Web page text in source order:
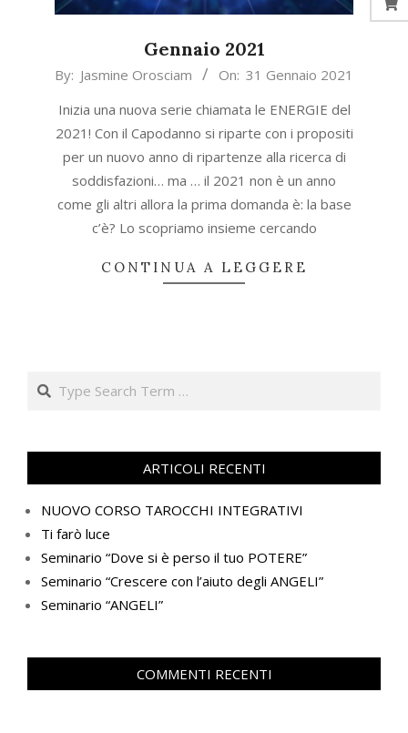
Gennaio 2021
2021-
31
By: Jasmine Orosciam On: 31 Gennaio 2021
Inizia una nuova serie chiamata le ENERGIE del
2021! Con il Capodanno si riparte con i propositi
per un nuovo anno di ripartenze alla ricerca di
soddisfazioni… ma … il 2021 non è un anno
come gli altri allora la prima domanda è: la base
c’è? Lo scopriamo insieme cercando
CONTINUA A LEGGERE
Search
ARTICOLI RECENTI
NUOVO CORSO TAROCCHI INTEGRATIVI
Ti farò luce
Seminario “Dove si è perso il tuo POTERE”
Seminario “Crescere con l’aiuto degli ANGELI”
Seminario “ANGELI”
COMMENTI RECENTI